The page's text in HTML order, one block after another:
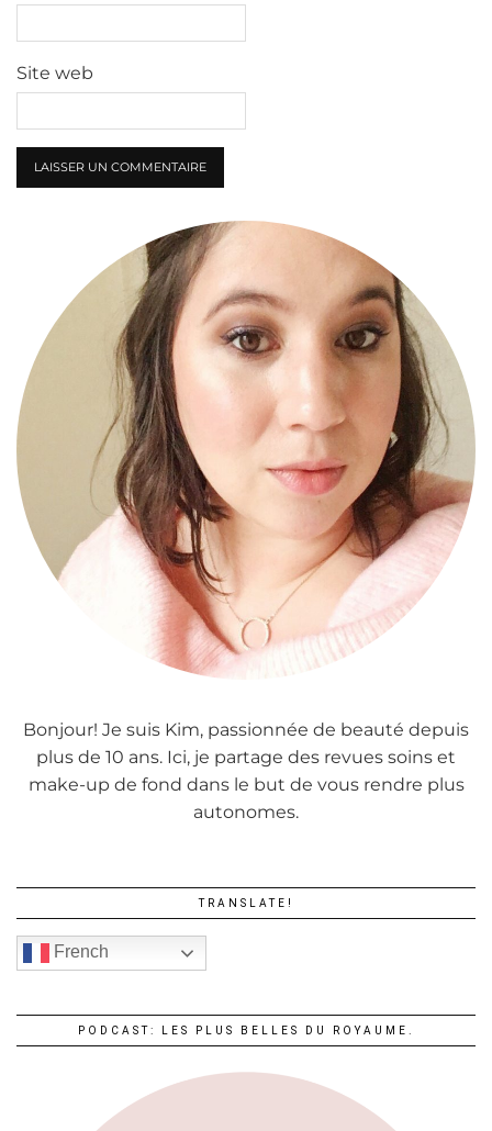
Site web
Bonjour! Je suis Kim, passionnée de beauté depuis
plus de 10 ans. Ici, je partage des revues soins et
make-up de fond dans le but de vous rendre plus
autonomes.
TRANSLATE!
French
PODCAST: LES PLUS BELLES DU ROYAUME.